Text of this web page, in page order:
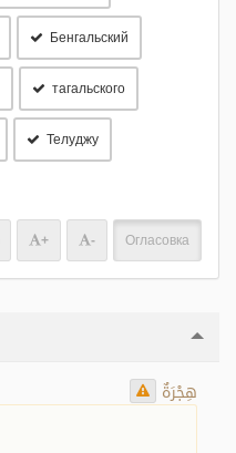
Бенгальский
тагальского
Телуджу
+ - Огласовка
هِجْرَةٌ